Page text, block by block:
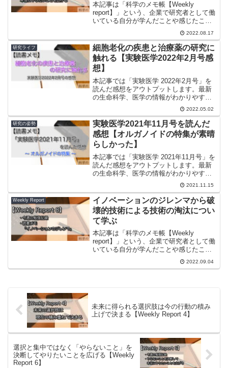
本記事は「科学のメモ帳【Weekly
report】」という、企業で研究者として働
いている自分が学んだことや感じたこ
と、出会ったものを週間日記として記録
していく企画です。今回の報告内容は今
週の勉強記録（8/1〜と8/8〜）やらない
ことを決断...
2022.08.17
研究ライフ
細胞老化の疾患と治療薬の研究に
触れる【実験医学2022年2月号感
想】
本記事では「実験医学 2022年2月号」を
読んだ感想をアウトプットします。最新
の生命科学、医学の情報がわかりやすく
まとめられた雑誌です。おそらくバイオ
系医学系の研究室には常備されていると
言っても過言ではないくらい有名な雑誌
ですね。2022年...
2022.05.02
研究の姿勢
実験医学2021年11月号を読んだ
感想【オルガノイドの特集が素晴
らしかった】
本記事では「実験医学 2021年11月号」を
読んだ感想をアウトプットします。最新
の生命科学、医学の情報がわかりやすく
まとめられた雑誌です。おそらくバイオ
系医学系の研究室には常備されていると
言っても過言ではないくらい有名な雑誌
ですね。11月号...
2021.11.15
Weekly Report
イノベーションのジレンマから破
壊的技術による技術の淘汰につい
て学ぶ
本記事は「科学のメモ帳【Weekly
report】」という、企業で研究者として働
いている自分が学んだことや感じたこ
と、出会ったものを週間日記として記録
していく企画です。今回の報告内容は今
2022.09.04
未来に得られる選択肢は今の行動の積み
上げで決まる【Weekly Report 4】
選択と集中ではなく「やらないこと」を
決断してやりたいことを広げる【Weekly
Report 6】